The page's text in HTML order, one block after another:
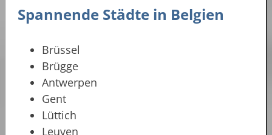
Spannende Städte in Belgien
Brüssel
Brügge
Antwerpen
Gent
Lüttich
Leuven